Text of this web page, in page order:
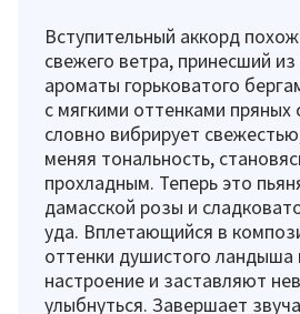
Вступительный аккорд
свежего ветра, принесший из
ароматы горьковатого
с мягкими оттенками пряных
словно вибрирует
меняя тональность,
прохладным. Теперь это
дамасской розы и
уда. Вплетающийся в
оттенки душистого
настроение и заставляют
улыбнуться. Завершает